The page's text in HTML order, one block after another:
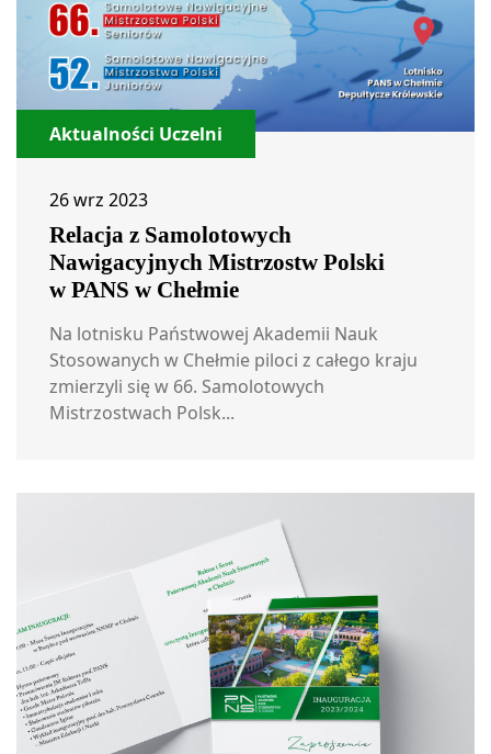
Aktualności Uczelni
26 wrz 2023
Relacja z Samolotowych
Nawigacyjnych Mistrzostw Polski
w PANS w Chełmie
Na lotnisku Państwowej Akademii Nauk
Stosowanych w Chełmie piloci z całego kraju
zmierzyli się w 66. Samolotowych
Mistrzostwach Polsk...